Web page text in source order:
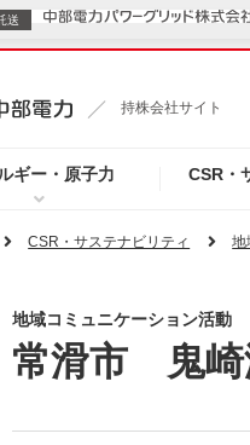
持株会社サイト
ギー・原子力 CSR・
送
電気・ガス
リリース（新しいウィンドウを
お知らせ（新
CSR・サステナビリティ 地
地域コミュニケーション活動
常滑市 鬼崎